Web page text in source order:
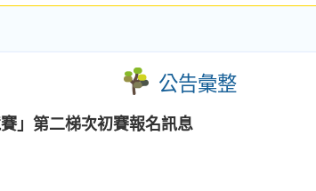
公告彙整
」第二梯次初賽報名訊息